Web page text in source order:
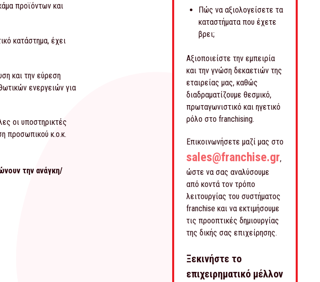
προϊόντων και
κατάστημα, έχει
και την εύρεση
ενεργειών για
οι υποστηρικτές
προσωπικού κ.ο.κ.
την ανάγκη/
Πώς να αξιολογείσετε τα
καταστήματα που έχετε
βρει;
Αξιοποιείστε την εμπειρία
και την γνώση δεκαετιών της
εταιρείας μας, καθώς
διαδραματίζουμε θεσμικό,
πρωταγωνιστικό και ηγετικό
ρόλο στο franchising.
Επικοινωνήσετε μαζί μας στο
sales@franchise.gr,
ώστε να σας αναλύσουμε
από κοντά τον τρόπο
λειτουργίας του συστήματος
franchise και να εκτιμήσουμε
τις προοπτικές δημιουργίας
της δικής σας επιχείρησης.
Ξεκινήστε το
επιχειρηματικό μέλλον